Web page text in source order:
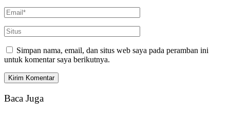
Simpan nama, email, dan situs web saya pada peramban ini
untuk komentar saya berikutnya.
Baca Juga